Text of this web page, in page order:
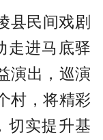
县民间戏剧
走进马底驿
演出，巡演
村，将精彩
切实提升基